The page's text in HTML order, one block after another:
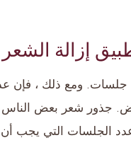
إزالة الشعر
عادة ما تستغرق إزالة الشعر بالليزر
جذور شعر بعض
الجلسات التي يجب